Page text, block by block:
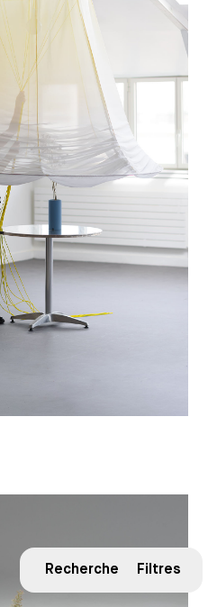
Recherche Filtres